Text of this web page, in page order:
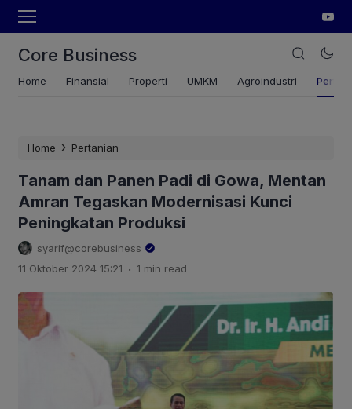
Core Business
Home Finansial Properti UMKM Agroindustri
Home › Pertanian
Tanam dan Panen Padi di Gowa, Mentan
Amran Tegaskan Modernisasi Kunci
Peningkatan Produksi
syarif@corebusiness
11 Oktober 2024 15:21 . 1 min read